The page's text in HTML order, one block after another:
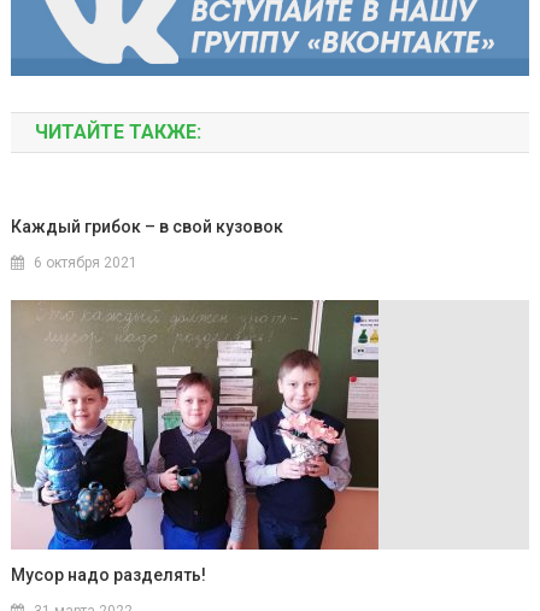
ЧИТАЙТЕ ТАКЖЕ:
Каждый грибок – в свой кузовок
6 октября 2021
Мусор надо разделять!